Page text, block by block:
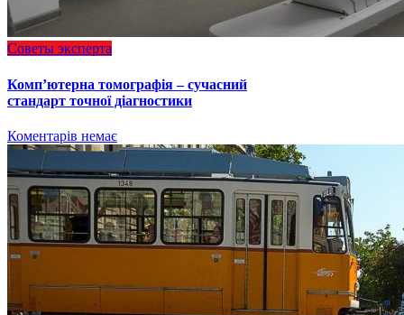
Советы эксперта
Комп’ютерна томографія – сучасний
стандарт точної діагностики
Коментарів немає